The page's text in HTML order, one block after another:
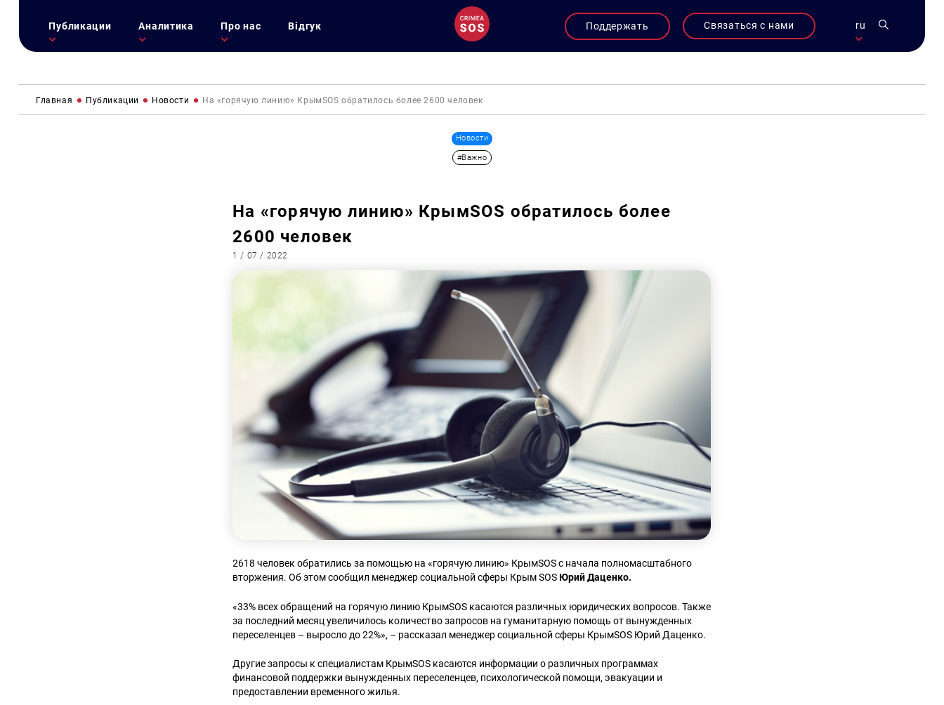
Публикации Аналитика Про нас Відгук Поддержать Связаться с нами ru
Главная Публикации Новости На «горячую линию» КрымSOS обратилось более 2600 человек
Новости
#Важно
На «горячую линию» КрымSOS обратилось более
2600 человек
1 / 07 / 2022
2618 человек обратились за помощью на «горячую линию» КрымSOS с начала полномасштабного
вторжения. Об этом сообщил менеджер социальной сферы Крым SOS Юрий Даценко.
«33% всех обращений на горячую линию КрымSOS касаются различных юридических вопросов. Также
за последний месяц увеличилось количество запросов на гуманитарную помощь от вынужденных
переселенцев – выросло до 22%», – рассказал менеджер социальной сферы КрымSOS Юрий Даценко.
Другие запросы к специалистам КрымSOS касаются информации о различных программах
финансовой поддержки вынужденных переселенцев, психологической помощи, эвакуации и
предоставлении временного жилья.